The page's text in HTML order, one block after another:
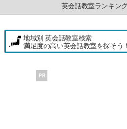
英会話教室ランキン
地域別 英会話教室検索
満足度の高い英会話教室を探そう！
PR